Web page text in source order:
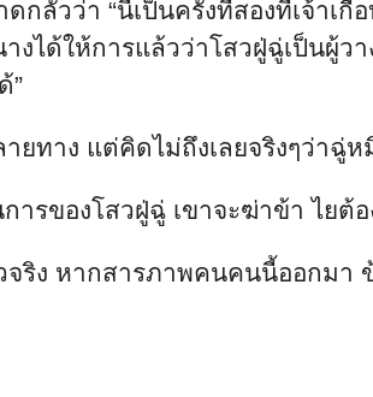
กลัวว่า “นี่เป็นครั้งที่สองที่เจ้าเ
งได้ให้การแล้วว่าโสวฝู่ฉู่เป็นผู้
”
ทาง แต่คิดไม่ถึงเลยจริงๆว่าฉู่
ารของโสวฝู่ฉู่ เขาจะฆ่าข้า ไยต้
จริง หากสารภาพคนคนนี้ออกม